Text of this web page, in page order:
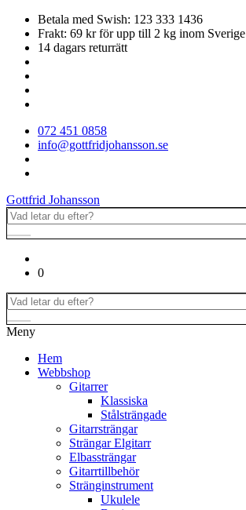
Betala med Swish: 123 333 1436
Frakt: 69 kr för upp till 2 kg inom Sverige
14 dagars returrätt
072 451 0858
info@gottfridjohansson.se
Gottfrid Johansson
0
Meny
Hem
Webbshop
Gitarrer
Klassiska
Stålsträngade
Gitarrsträngar
Strängar Elgitarr
Elbassträngar
Gitarrtillbehör
Stränginstrument
Ukulele